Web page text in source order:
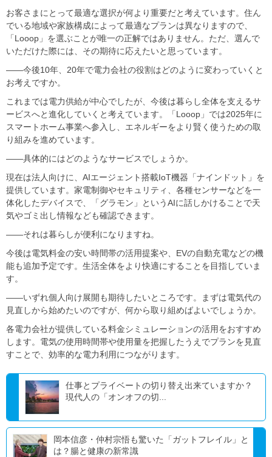
お客さまにとって最適な選択が何より重要だと考えています。住ん
でいる地域や家族構成によって最適なプランは異なりますので、
「Looop」を選ぶことが唯一の正解ではありません。ただ、選んで
いただけた際には、その期待に応えたいと思っています。
――今後10年、20年で電力会社の役割はどのように変わっていくと
お考えですか。
これまでは電力供給が中心でしたが、今後は暮らし全体を支えるサ
ービスへと進化していくと考えています。「Looop」では2025年に
スマートホーム事業へ参入し、エネルギーをより賢く使うための取
り組みを進めています。
――具体的にはどのようなサービスでしょうか。
現在は法人向けに、AIエージェント搭載IoT機器「ナインドット」を
提供しています。家電制御やセキュリティ、各種センサーなどを一
体化したデバイスで、「グラモン」というAIに話しかけることで天
気やゴミ出し情報なども確認できます。
――それは暮らしが便利になりますね。
今後は電気料金の安い時間帯の活用提案や、EVの自動充電などの機
能も追加予定です。生活全体をより快適にすることを目指していま
す。
――いずれ個人向け展開も期待したいところです。まずは電気代の
見直しから始めたいのですが、何から取り組めばよいでしょうか。
各電力会社が提供している料金シミュレーションの活用をおすすめ
します。電気の使用時間帯や使用量を把握したうえでプランを見直
すことで、効率的な電力利用につながります。
仕事とプライベートの切り替え出来ていますか？
現代⼈の「オンオフの切...
岡本信彦・仲村宗悟も驚いた「ガットフレイル」と
は？腸と健康の新常識